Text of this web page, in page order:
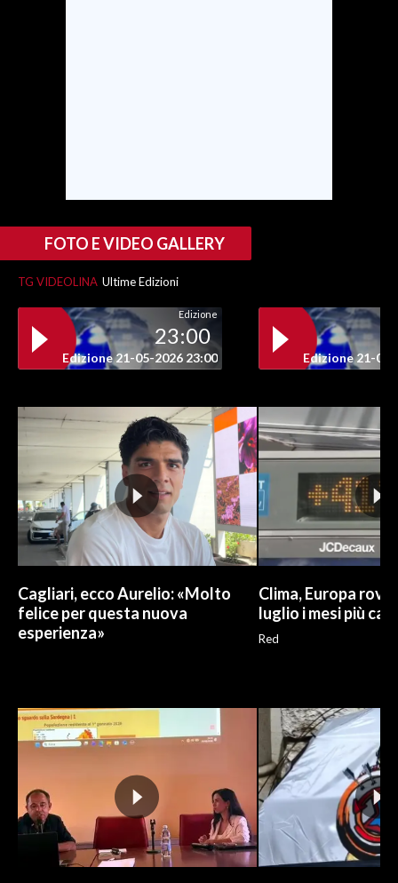
FOTO E VIDEO GALLERY
TG VIDEOLINA Ultime Edizioni
Edizione
23:00
Edizione 21-05-2026 23:00 Edizione 21-05-
Cagliari, ecco Aurelio: «Molto
felice per questa nuova
esperienza»
Clima, Europa
luglio i mesi più
Red